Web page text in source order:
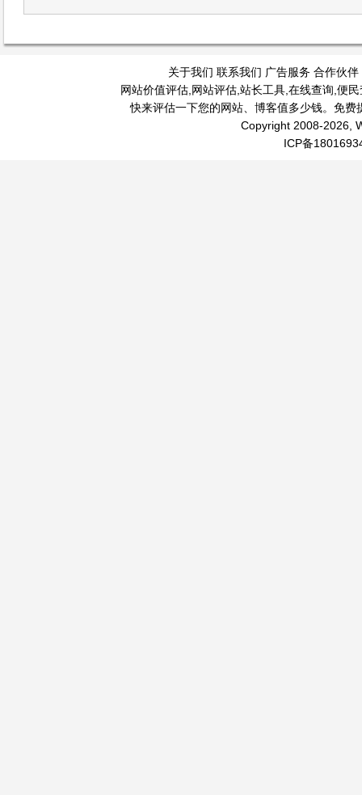
关于我们 联系我们 广告服务 合作伙伴
网站价值评估, 网站评估, 站长工具, 在线查询 便民
快来评估一下您的网站、博客值多少钱。免
Copyright 2008-2026,
ICP备